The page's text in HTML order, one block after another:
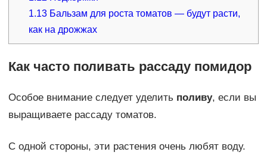
1.13 Бальзам для роста томатов — будут расти,
как на дрожжах
Как часто поливать рассаду помидор
Особое внимание следует уделить поливу, если вы
выращиваете рассаду томатов.
С одной стороны, эти растения очень любят воду.